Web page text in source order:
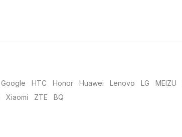
Google HTC Honor Huawei Lenovo LG MEIZU
Xiaomi ZTE BQ